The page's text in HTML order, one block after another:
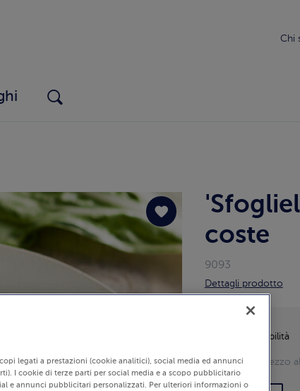
Chi
coste
9093
Dettagli prodotto
Disponibilità
1000 g (Prezzo
legati a prestazioni (cookie analitici), social media ed annunci
I cookie di terze parti per social media e a scopo pubblicitario
e annunci pubblicitari personalizzati. Per ulteriori informazioni o